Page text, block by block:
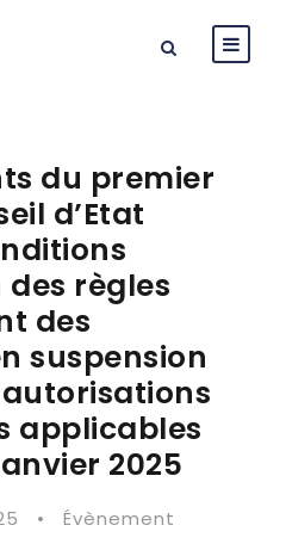
du premier
d’Etat
règles
des
suspension
applicables
2025
• Évènement